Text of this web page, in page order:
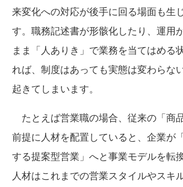
来変化への対応が後手に回る場面も生
す。職務記述書が形骸化したり、運用
まま「人ありき」で業務を当てはめる
れば、制度はあっても実態は変わらな
起きてしまいます。
たとえば営業職の場合、従来の「商
前提に人材を配置していると、企業が
する提案型営業」へと事業モデルを転
人材はこれまでの営業スタイルやスキ